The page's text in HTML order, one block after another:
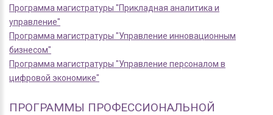
Программа магистратуры "Прикладная аналитика и
управление"
Программа магистратуры "Управление инновационным
бизнесом"
Программа магистратуры "Управление персоналом в
цифровой экономике"
ПРОГРАММЫ ПРОФЕССИОНАЛЬНОЙ